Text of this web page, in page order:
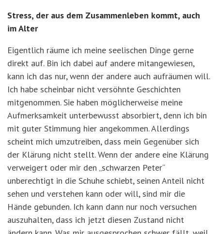
Stress, der aus dem Zusammenleben kommt, auch
im Alter
Eigentlich räume ich meine seelischen Dinge gerne
direkt auf. Bin ich dabei auf andere mitangewiesen,
kann ich das nur, wenn der andere auch aufräumen will.
Ich habe scheinbar nicht versöhnte Geschichten
mitgenommen. Sie haben möglicherweise meine
Aufmerksamkeit unterbewusst absorbiert, denn ich bin
mit guter Stimmung hier angekommen. Allerdings
scheint mich umzutreiben, dass mein Gegenüber sich
der Klärung nicht stellt. Wenn der andere eine Klärung
verweigert oder mir den „schwarzen Peter“
unberechtigt in die Schuhe schiebt, seinen Anteil nicht
sehen und verstehen kann oder will, sind mir die
Hände gebunden. Ich kann dann nur noch versuchen
auszuhalten, dass ich jetzt diesen Zustand nicht